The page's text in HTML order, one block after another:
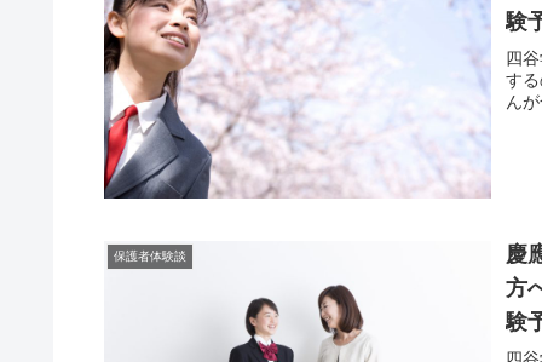
験
四
す
ん
保護者体験談
慶
方
験
四